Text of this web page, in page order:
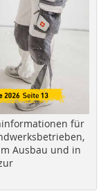
für
Ausbau und in